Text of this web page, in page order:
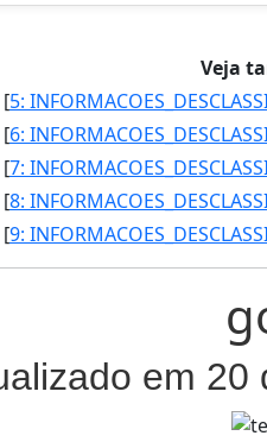
Veja
[
[
[
[
[
em 20